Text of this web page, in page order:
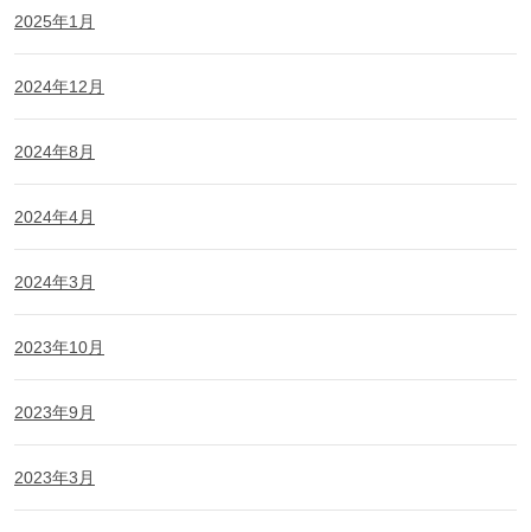
2025年1月
2024年12月
2024年8月
2024年4月
2024年3月
2023年10月
2023年9月
2023年3月